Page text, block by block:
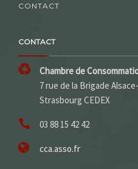
CONTACT
CONTACT
Chambre de
7 rue de la Brigade
Strasbourg CEDEX
03 88 15 42 42
cca.asso.fr